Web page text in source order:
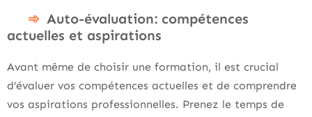
Auto-évaluation: compétences
actuelles et aspirations
Avant même de choisir une formation, il est crucial
d’évaluer vos compétences actuelles et de comprendre
vos aspirations professionnelles. Prenez le temps de